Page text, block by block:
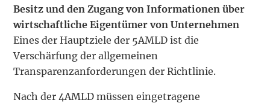
Besitz und den Zugang von Informationen über
wirtschaftliche Eigentümer von Unternehmen
Eines der Hauptziele der 5AMLD ist die
Verschärfung der allgemeinen
Transparenzanforderungen der Richtlinie.
Nach der 4AMLD müssen eingetragene